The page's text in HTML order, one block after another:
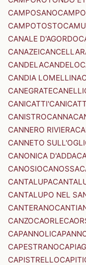
CAMPOSANO
CAMPOTOSTO
CANALE D'AGORDO
CANAZEI
CANDELACANDELO
CANDIA LOMELLINA
CANEGRATECANELLI
CANICATTI'
CANISTROCANNA
CANNERO RIVIERA
CANNETO
CANONICA D'ADDA
CANOSIOCANOSSA
CANTALUPA
CANTALUPO NEL
CANTERANO
CANZOCAORLE
CAPANNOLI
CAPESTRANO
CAPISTRELLO